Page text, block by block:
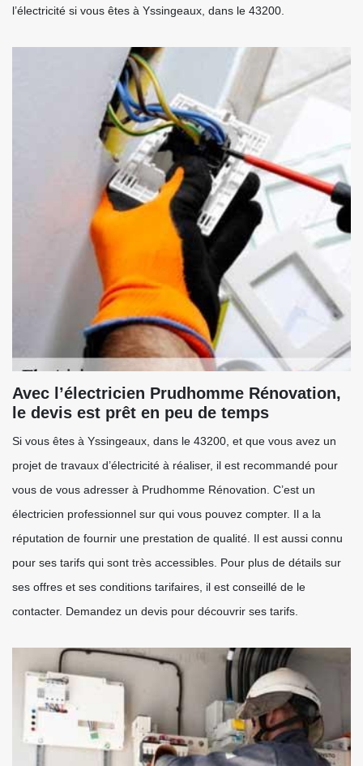
l’électricité si vous êtes à Yssingeaux, dans le 43200.
Avec l’électricien Prudhomme Rénovation,
le devis est prêt en peu de temps
Si vous êtes à Yssingeaux, dans le 43200, et que vous avez un
projet de travaux d’électricité à réaliser, il est recommandé pour
vous de vous adresser à Prudhomme Rénovation. C’est un
électricien professionnel sur qui vous pouvez compter. Il a la
réputation de fournir une prestation de qualité. Il est aussi connu
pour ses tarifs qui sont très accessibles. Pour plus de détails sur
ses offres et ses conditions tarifaires, il est conseillé de le
contacter. Demandez un devis pour découvrir ses tarifs.